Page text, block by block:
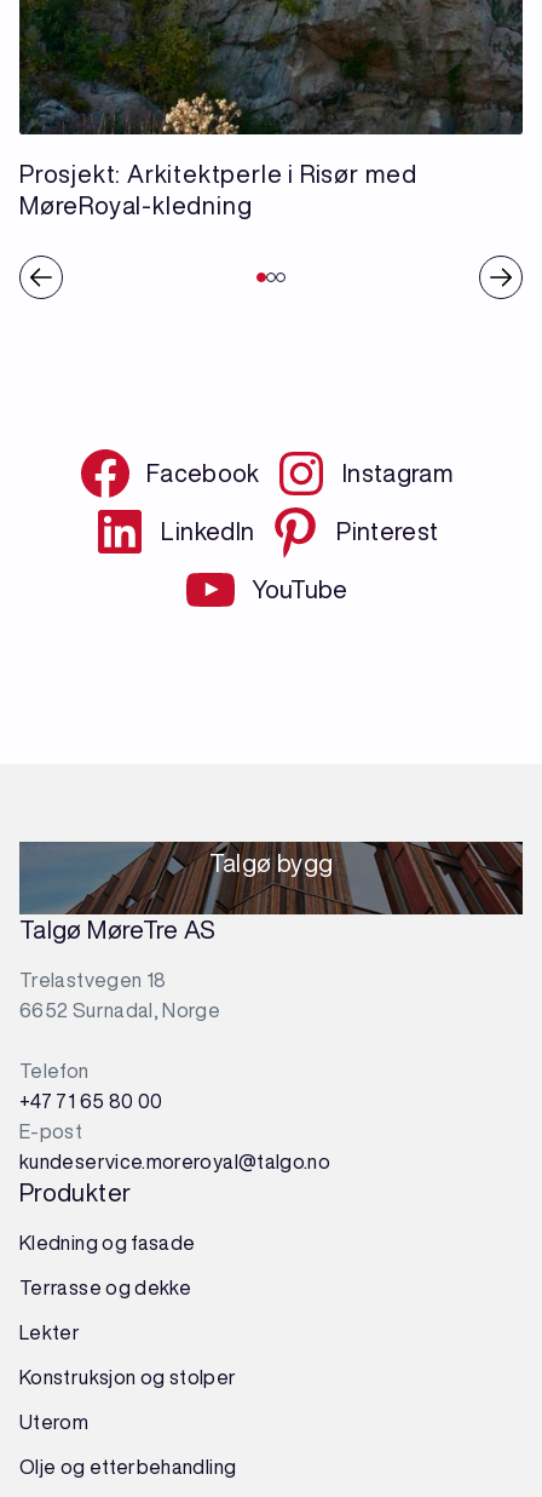
Prosjekt: Arkitektperle i Risør med
MøreRoyal-kledning
Facebook Instagram
LinkedIn Pinterest
YouTube
Talgø bygg
Talgø MøreTre AS
Trelastvegen 18
6652 Surnadal, Norge
Telefon
+47 71 65 80 00
E-post
kundeservice.moreroyal@talgo.no
Produkter
Kledning og fasade
Terrasse og dekke
Lekter
Konstruksjon og stolper
Uterom
Olje og etterbehandling